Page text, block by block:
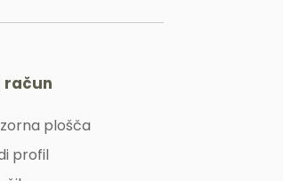
račun
plošča
profil